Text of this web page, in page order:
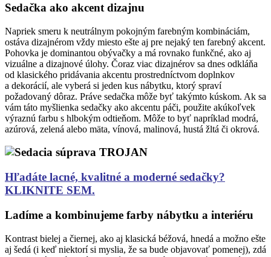
Sedačka ako akcent dizajnu
Napriek smeru k neutrálnym pokojným farebným kombináciám,
ostáva dizajnérom vždy miesto ešte aj pre nejaký ten farebný akcent.
Pohovka je dominantou obývačky a má rovnako funkčné, ako aj
vizuálne a dizajnové úlohy. Čoraz viac dizajnérov sa dnes odkláňa
od klasického pridávania akcentu prostredníctvom doplnkov
a dekorácií, ale vyberá si jeden kus nábytku, ktorý spraví
požadovaný dôraz. Práve sedačka môže byť takýmto kúskom. Ak sa
vám táto myšlienka sedačky ako akcentu páči, použite akúkoľvek
výraznú farbu s hlbokým odtieňom. Môže to byť napríklad modrá,
azúrová, zelená alebo mäta, vínová, malinová, hustá žltá či okrová.
Hľadáte lacné, kvalitné a moderné sedačky?
KLIKNITE SEM.
Ladíme a kombinujeme farby nábytku a interiéru
Kontrast bielej a čiernej, ako aj klasická béžová, hnedá a možno ešte
aj šedá (i keď niektorí si myslia, že sa bude objavovať pomenej), zdá